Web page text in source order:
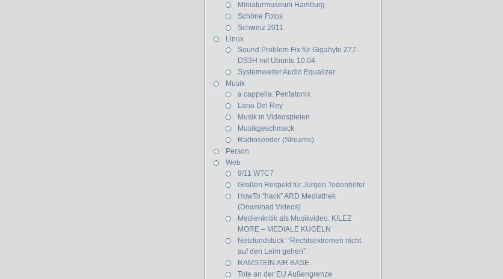
Miniaturmuseum Hamburg
Schöne Fotos
Schweiz 2011
Linux
Sound Problem Fix für Gigabyte Z77-
DS3H mit Ubuntu 10.04
Systemweiter Audio Equalizer
Musik
a cappella: Pentatonix
Lana Del Rey
Musik in Videospielen
Musikgeschmack
Radiosender (Streams)
Person
Web
9/11 WTC7
Großen Respekt für Jürgen Todenhöfer
HowTo “hack” ARD Mediathek
(Download Videos)
Medienkritik als Musikvideo: KILEZ
MORE – MEDIALE KUGELN
Netzfundstück: “Rechtsextremen nicht
auf den Leim gehen”
RAMSTEIN AIR BASE
Tote an der EU Außengrenze